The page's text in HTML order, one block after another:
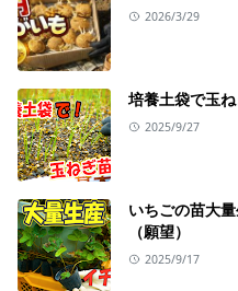
2026/3/29
培養土袋で玉
2025/9/27
いちごの苗大
（願望）
2025/9/17